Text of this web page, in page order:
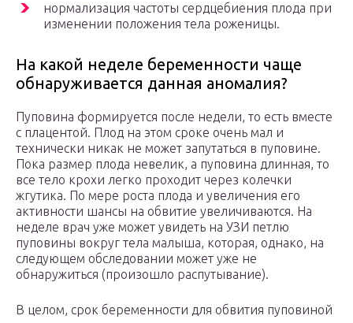
нормализация частоты сердцебиения плода при
изменении положения тела роженицы.
На какой неделе беременности чаще
обнаруживается данная аномалия?
Пуповина формируется после недели, то есть вместе
с плацентой. Плод на этом сроке очень мал и
технически никак не может запутаться в пуповине.
Пока размер плода невелик, а пуповина длинная, то
все тело крохи легко проходит через колечки
жгутика. По мере роста плода и увеличения его
активности шансы на обвитие увеличиваются. На
неделе врач уже может увидеть на УЗИ петлю
пуповины вокруг тела малыша, которая, однако, на
следующем обследовании может уже не
обнаружиться (произошло распутывание).
В целом, срок беременности для обвития пуповиной